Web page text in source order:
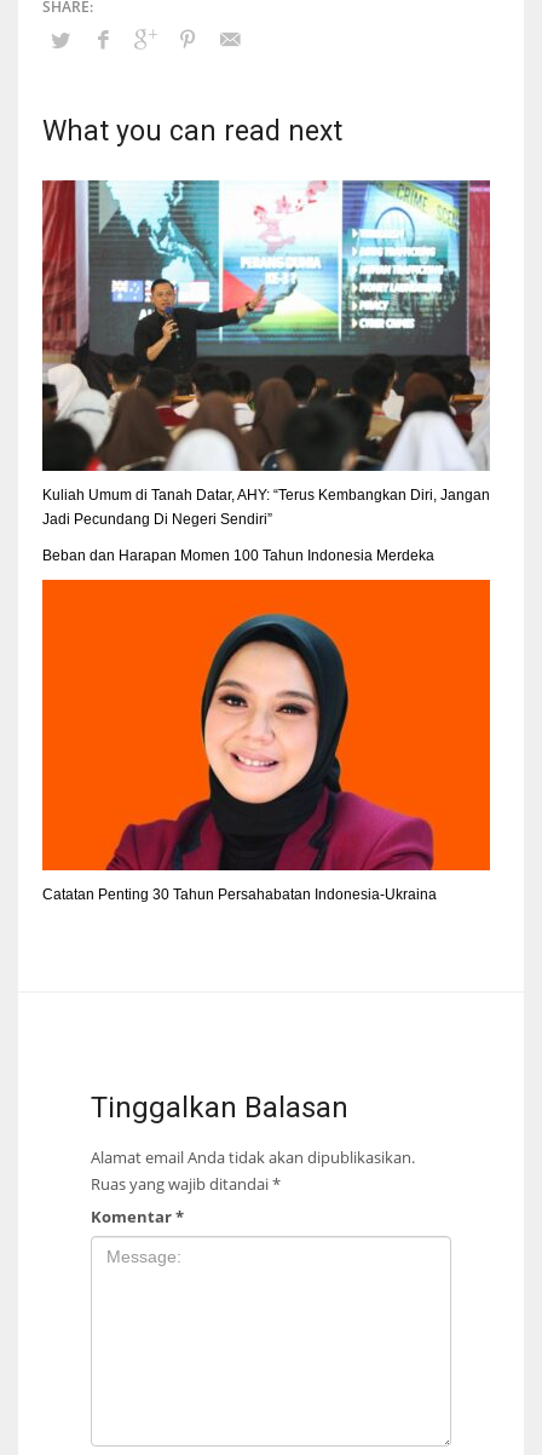
What you can read next
Kuliah Umum di Tanah Datar, AHY: “Terus Kembangkan Diri, Jangan
Jadi Pecundang Di Negeri Sendiri”
Beban dan Harapan Momen 100 Tahun Indonesia Merdeka
Catatan Penting 30 Tahun Persahabatan Indonesia-Ukraina
Tinggalkan Balasan
Alamat email Anda tidak akan dipublikasikan.
Ruas yang wajib ditandai*
Komentar*